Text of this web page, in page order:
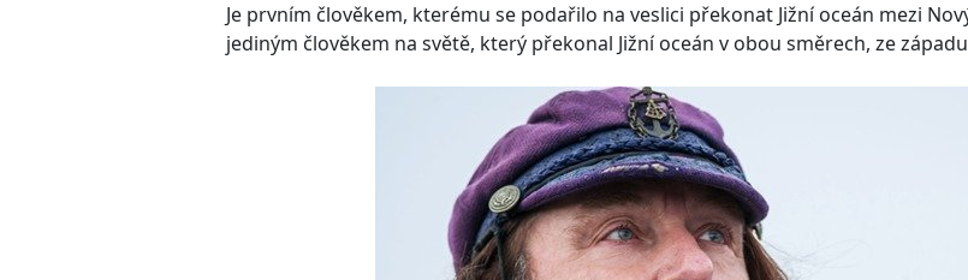
Je prvním člověkem, kterému se podařilo na veslici překonat Jižní oceán mezi
jediným člověkem na světě, který překonal Jižní oceán v obou směrech, ze